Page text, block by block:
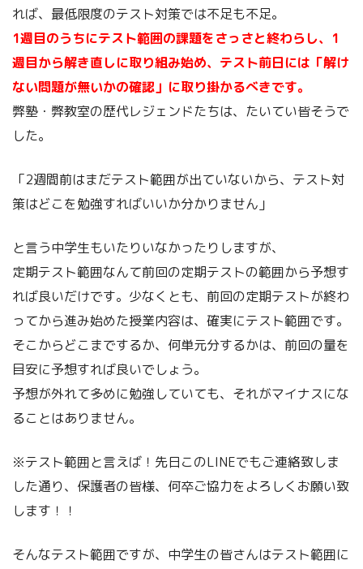
れば、最低限度のテスト対策では不足も不足。
1週目のうちにテスト範囲の課題をさっさと終わらし、1
週目から解き直しに取り組み始め、テスト前日には「解け
ない問題が無いかの確認」に取り掛かるべきです。
弊塾・弊教室の歴代レジェンドたちは、たいてい皆そうで
した。
「2週間前はまだテスト範囲が出ていないから、テスト対
策はどこを勉強すればいいか分かりません」
と言う中学生もいたりいなかったりしますが、
定期テスト範囲なんて前回の定期テストの範囲から予想す
れば良いだけです。少なくとも、前回の定期テストが終わ
ってから進み始めた授業内容は、確実にテスト範囲です。
そこからどこまでするか、何単元分するかは、前回の量を
目安に予想すれば良いでしょう。
予想が外れて多めに勉強していても、それがマイナスにな
ることはありません。
※テスト範囲と言えば！先日このLINEでもご連絡致しま
した通り、保護者の皆様、何卒ご協力をよろしくお願い致
します！！
そんなテスト範囲ですが、中学生の皆さんはテスト範囲に